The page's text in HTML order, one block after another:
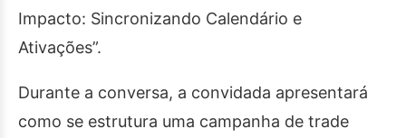
Impacto: Sincronizando Calendário e
Ativações”.
Durante a conversa, a convidada apresentará
como se estrutura uma campanha de trade